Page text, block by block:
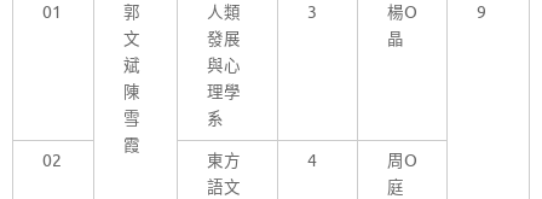
01
郭
文
斌
陳
雪
霞
人類
發展
與心
理學
系
3
楊O
晶
9
02
東方
語文
4
周O
庭